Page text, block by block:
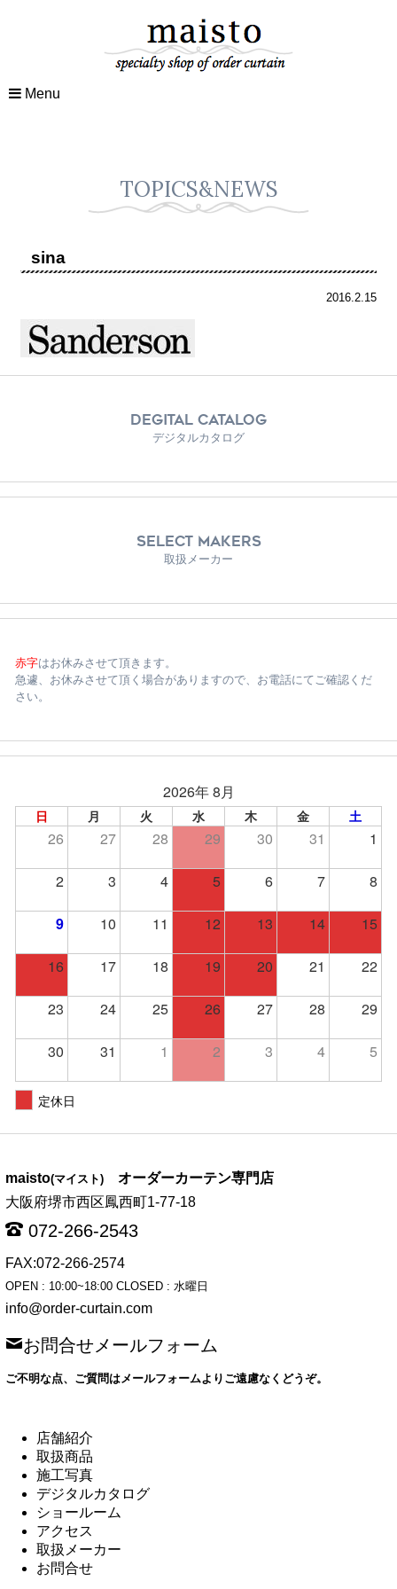
Menu
TOPICS&NEWS
sina
2016.2.15
DEGITAL CATALOG
デジタルカタログ
SELECT MAKERS
取扱メーカー
赤字はお休みさせて頂きます。
急遽、お休みさせて頂く場合がありますので、お電話にてご確認くだ
さい。
2026年 8月
日 月 火 水 木 金 土
26 27 28 29 30 31 1
2 3 4 5 6 7 8
9 10 11 12 13 14 15
16 17 18 19 20 21 22
23 24 25 26 27 28 29
30 31 1 2 3 4 5
定休日
maisto(マイスト) オーダーカーテン専門店
大阪府堺市西区鳳西町1-77-18
072-266-2543
FAX:072-266-2574
OPEN : 10:00~18:00 CLOSED : 水曜日
info@order-curtain.com
お問合せメールフォーム
ご不明な点、ご質問はメールフォームよりご遠慮なくどうぞ。
店舗紹介
取扱商品
施工写真
デジタルカタログ
ショールーム
アクセス
取扱メーカー
お問合せ